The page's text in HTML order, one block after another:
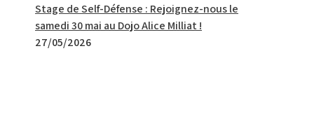
Stage de Self-Défense : Rejoignez-nous le
samedi 30 mai au Dojo Alice Milliat !
27/05/2026